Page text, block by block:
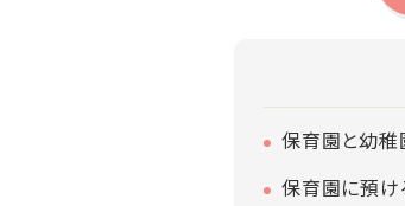
保育園と幼稚
保育園に預け